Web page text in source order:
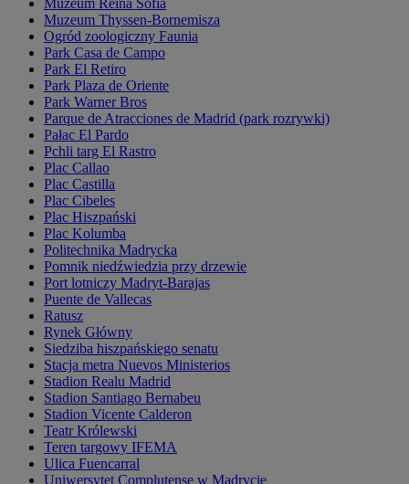
Muzeum Reina Sofia
Muzeum Thyssen-Bornemisza
Ogród zoologiczny Faunia
Park Casa de Campo
Park El Retiro
Park Plaza de Oriente
Park Warner Bros
Parque de Atracciones de Madrid (park rozrywki)
Pałac El Pardo
Pchli targ El Rastro
Plac Callao
Plac Castilla
Plac Cibeles
Plac Hiszpański
Plac Kolumba
Politechnika Madrycka
Pomnik niedźwiedzia przy drzewie
Port lotniczy Madryt-Barajas
Puente de Vallecas
Ratusz
Rynek Główny
Siedziba hiszpańskiego senatu
Stacja metra Nuevos Ministerios
Stadion Realu Madrid
Stadion Santiago Bernabeu
Stadion Vicente Calderon
Teatr Królewski
Teren targowy IFEMA
Ulica Fuencarral
Uniwersytet Complutense w Madrycie